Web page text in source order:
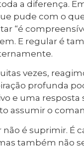
a diferença.
pude com o que
“é
E regular é
vezes,
profunda
e uma resposta
assumir o
é suprimir. É
também não